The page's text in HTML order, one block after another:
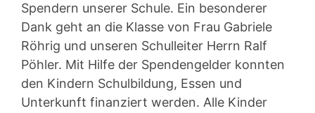
Spendern unserer Schule. Ein besonderer
Dank geht an die Klasse von Frau Gabriele
Röhrig und unseren Schulleiter Herrn Ralf
Pöhler. Mit Hilfe der Spendengelder konnten
den Kindern Schulbildung, Essen und
Unterkunft finanziert werden. Alle Kinder